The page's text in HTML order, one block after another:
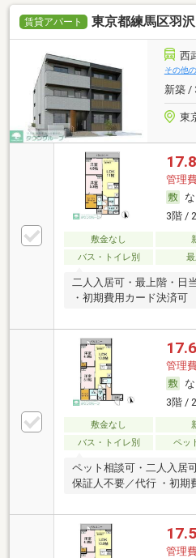
賃貸アパート 東京都練馬区羽
西
その他
新築 /
東
管理
3階 /
敷金なし
バス・トイレ別
二人入居可・最上階・日
・初期費用カード決済可
管理
3階 /
敷金なし
バス・トイレ別
ペッ
ペット相談可・二人入居
保証人不要／代行 ・初期
管理